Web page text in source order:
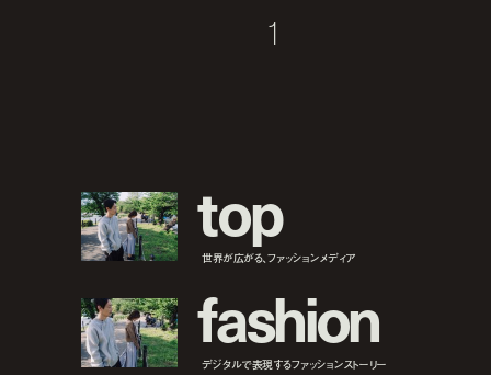
1
top
世界が広がる、ファッションメディア
fashion
デジタルで表現するファッションストーリー